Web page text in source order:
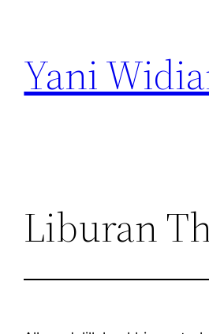
konten
Yani
Liburan